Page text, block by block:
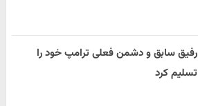
رفیق سابق و دشمن فعلی ترامپ خود را
تسلیم کرد